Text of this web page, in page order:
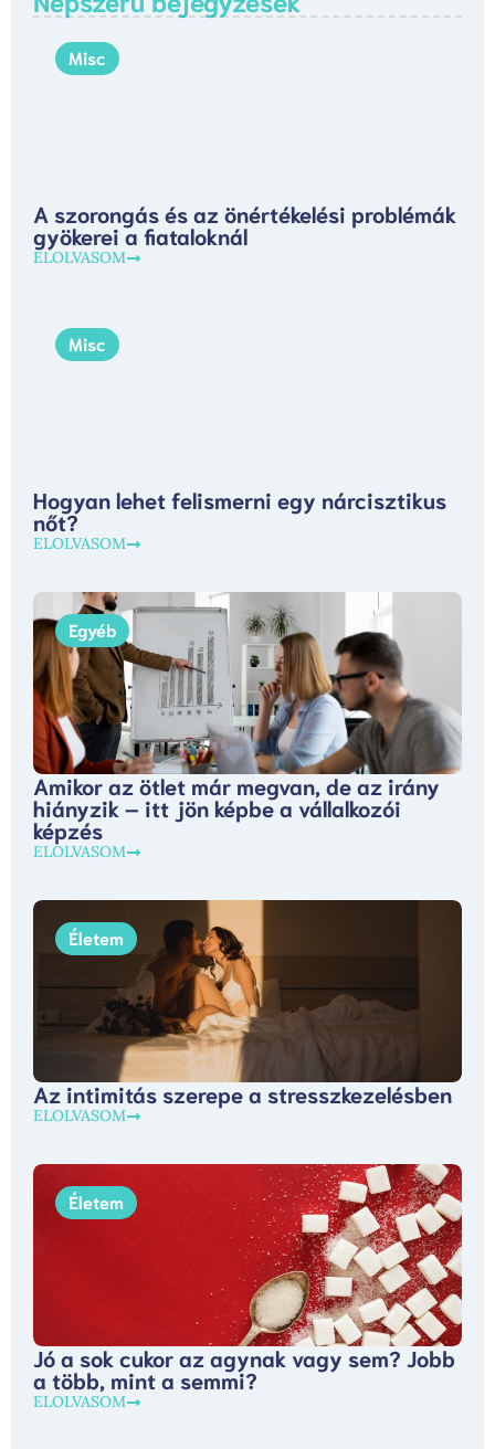
Misc
A szorongás és az önértékelési problémák
gyökerei a fiataloknál
ELOLVASOM
Misc
Hogyan lehet felismerni egy nárcisztikus
nőt?
ELOLVASOM
Egyéb
Amikor az ötlet már megvan, de az irány
hiányzik – itt jön képbe a vállalkozói
képzés
ELOLVASOM
Életem
Az intimitás szerepe a stresszkezelésben
ELOLVASOM
Életem
Jó a sok cukor az agynak vagy sem? Jobb
a több, mint a semmi?
ELOLVASOM